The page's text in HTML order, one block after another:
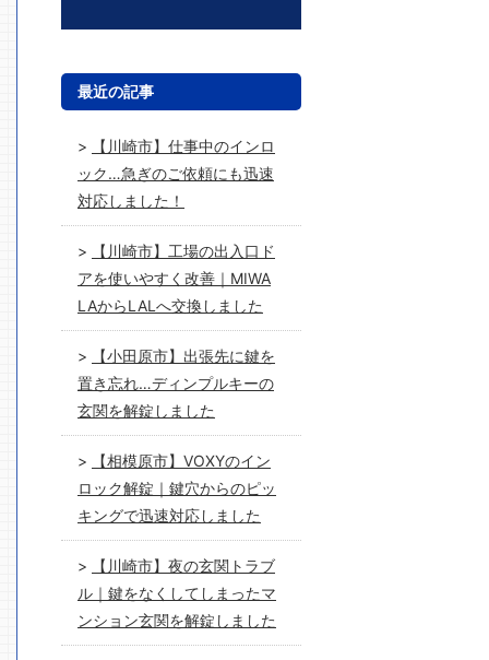
最近の記事
【川崎市】仕事中のインロ
ック…急ぎのご依頼にも迅速
対応しました！
【川崎市】工場の出入口ド
アを使いやすく改善｜MIWA
LAからLALへ交換しました
【小田原市】出張先に鍵を
置き忘れ…ディンプルキーの
玄関を解錠しました
【相模原市】VOXYのイン
ロック解錠｜鍵穴からのピッ
キングで迅速対応しました
【川崎市】夜の玄関トラブ
ル｜鍵をなくしてしまったマ
ンション玄関を解錠しました